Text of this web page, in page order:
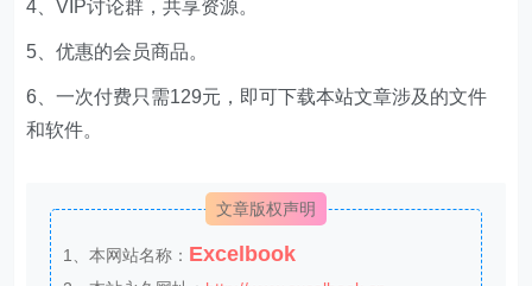
4、VIP讨论群，共享资源。
5、优惠的会员商品。
6、一次付费只需129元，即可下载本站文章涉及的文件
和软件。
文章版权声明
1、本网站名称： Excelbook